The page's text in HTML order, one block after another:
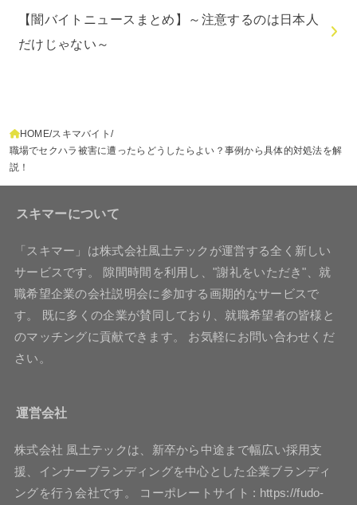
【闇バイトニュースまとめ】～注意するのは日本人
だけじゃない～
HOME スキマバイト
職場でセクハラ被害に遭ったらどうしたらよい？事例から具体的対処法を解
説！
スキマーについて
「スキマー」は株式会社風土テックが運営する全く新しい
サービスです。 隙間時間を利用し、"謝礼をいただき"、就
職希望企業の会社説明会に参加する画期的なサービスで
す。 既に多くの企業が賛同しており、就職希望者の皆様と
のマッチングに貢献できます。 お気軽にお問い合わせくだ
さい。
運営会社
株式会社 風土テックは、新卒から中途まで幅広い採用支
援、インナーブランディングを中心とした企業ブランディ
ングを行う会社です。 コーポレートサイト : https://fudo-